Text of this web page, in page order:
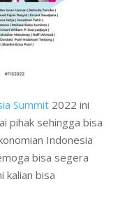
Summit2022 ini
pihak sehingga bisa
Indonesia
bisa segera
kalian bisa